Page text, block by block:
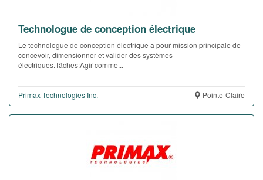
Technologue de conception électrique
Le technologue de conception électrique a pour mission principale de
concevoir, dimensionner et valider des systèmes
électriques.Tâches:Agir comme...
Primax Technologies Inc. Pointe-Claire